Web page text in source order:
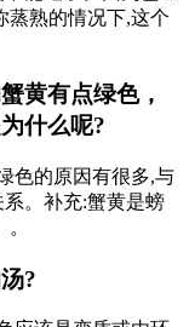
蒸熟的情况下,这个
黄有点绿色，
什么呢?
色的原因有很多,与
。补充:蟹黄是螃
?